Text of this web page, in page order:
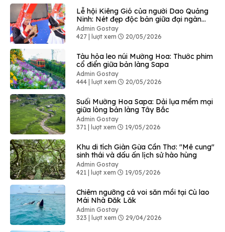
Lễ hội Kiêng Gió của người Dao Quảng
Ninh: Nét đẹp độc bản giữa đại ngàn
Bình Liêu
Admin Gostay
427 | lượt xem
20/05/2026
Tàu hỏa leo núi Mường Hoa: Thước phim
cổ điển giữa bản làng Sapa
Admin Gostay
444 | lượt xem
20/05/2026
Suối Mường Hoa Sapa: Dải lụa mềm mại
giữa lòng bản làng Tây Bắc
Admin Gostay
371 | lượt xem
19/05/2026
Khu di tích Giàn Gừa Cần Thơ: "Mê cung"
sinh thái và dấu ấn lịch sử hào hùng
Admin Gostay
421 | lượt xem
19/05/2026
Chiêm ngưỡng cá voi săn mồi tại Cù lao
Mái Nhà Đăk Lăk
Admin Gostay
323 | lượt xem
29/04/2026